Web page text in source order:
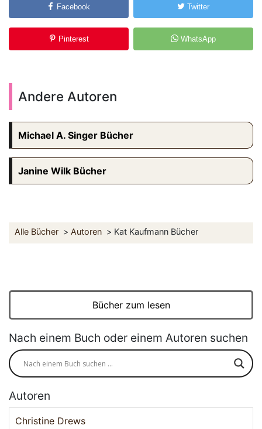
Facebook Twitter
Pinterest WhatsApp
Andere Autoren
Michael A. Singer Bücher
Janine Wilk Bücher
Alle Bücher Autoren Kat Kaufmann Bücher
Bücher zum lesen
Nach einem Buch oder einem Autoren suchen
Autoren
Christine Drews